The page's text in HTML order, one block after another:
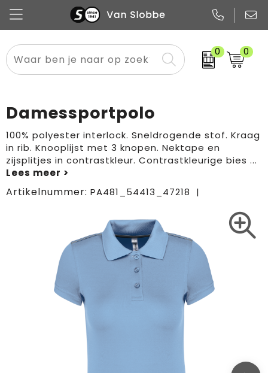
0 0
Alle categorieën
Promo
Pennen
Notitieboekjes
Papier
Flessen
Glazen en karaffen
Merken
Meest gekozen
Sportkleding
Overig textiel
Boodschappen- en draagtassen
Sport & vrije tijd
Rugzakken
Damessportpolo
100% polyester interlock. Sneldrogende stof. Kraag
in rib. Knooplijst met 3 knopen. Nektape en
zijsplitjes in contrastkleur. Contrastkleurige bies ...
Artikelnummer: PA481_54413_47218